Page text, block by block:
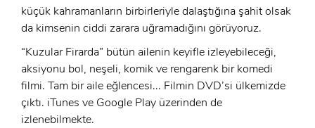
Beni Hatırla Şifremi Unuttum ?
GIRIŞ
ÜYE OL
GIRIŞ
küçük kahramanların birbirleriyle dalaştığına şahit olsak
da kimsenin ciddi zarara uğramadığını görüyoruz.
“Kuzular Firarda” bütün ailenin keyifle izleyebileceği,
aksiyonu bol, neşeli, komik ve rengarenk bir komedi
filmi. Tam bir aile eğlencesi... Filmin DVD’si ülkemizde
çıktı. iTunes ve Google Play üzerinden de
izlenebilmekte.